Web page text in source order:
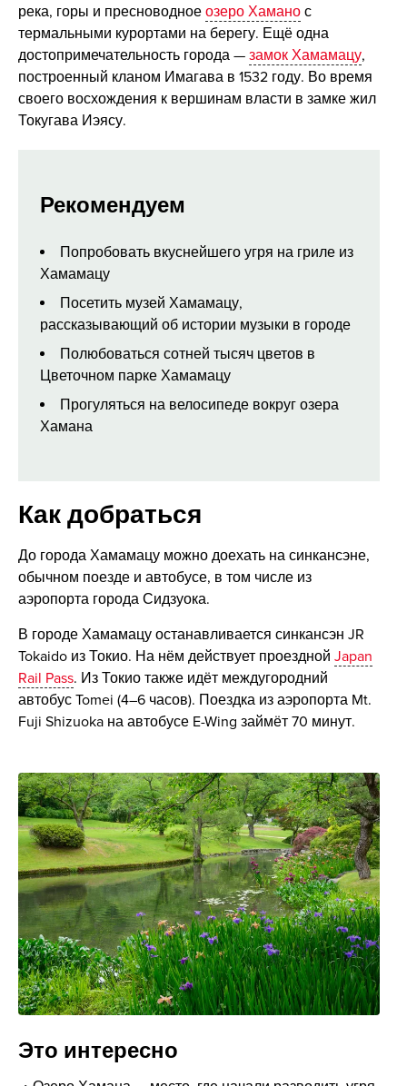
река, горы и пресноводное озеро Хаманос
термальными курортами на берегу. Ещё одна
достопримечательность города — замок Хамамацу,
построенный кланом Имагава в 1532 году. Во время
своего восхождения к вершинам власти в замке жил
Токугава Иэясу.
Рекомендуем
Попробовать вкуснейшего угря на гриле из
Хамамацу
Посетить музей Хамамацу,
рассказывающий об истории музыки в городе
Полюбоваться сотней тысяч цветов в
Цветочном парке Хамамацу
Прогуляться на велосипеде вокруг озера
Хамана
Как добраться
До города Хамамацу можно доехать на синкансэне,
обычном поезде и автобусе, в том числе из
аэропорта города Сидзуока.
В городе Хамамацу останавливается синкансэн JR
Tokaido из Токио. На нём действует проездной Japan
Rail Pass. Из Токио также идёт междугородний
автобус Tomei (4–6 часов). Поездка из аэропорта Mt.
Fuji Shizuoka на автобусе E-Wing займёт 70 минут.
Это интересно